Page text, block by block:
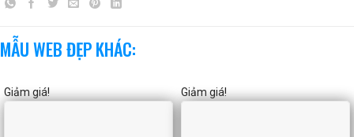
MẪU WEB ĐẸP KHÁC:
Giảm giá! Giảm giá!